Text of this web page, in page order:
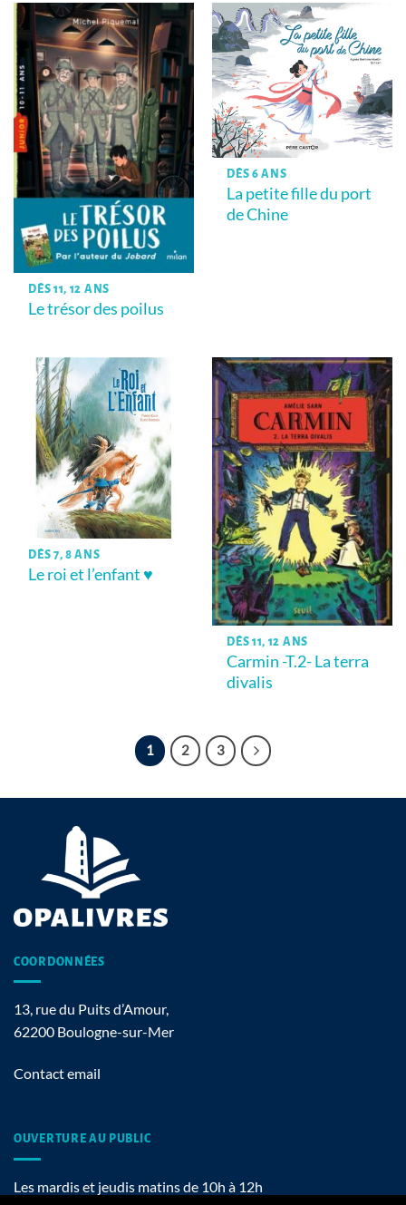
DÈS 11, 12 ANS
Le trésor des poilus
DÈS 6 ANS
La petite fille du port
de Chine
DÈS 7, 8 ANS
Le roi et l’enfant ♥
DÈS 11, 12 ANS
Carmin -T.2- La terra
divalis
1 2 3
COORDONNÉES
13, rue du Puits d’Amour,
62200 Boulogne-sur-Mer
Contact email
OUVERTURE AU PUBLIC
Les mardis et jeudis matins de 10h à 12h